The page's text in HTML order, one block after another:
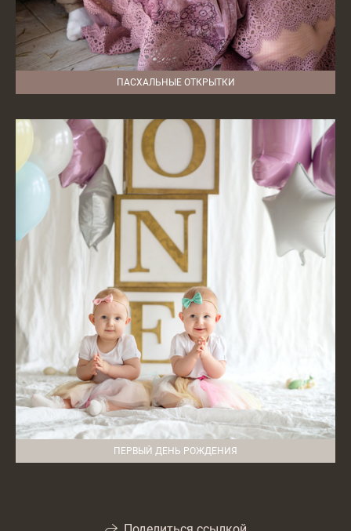
ПАСХАЛЬНЫЕ ОТКРЫТКИ
ПЕРВЫЙ ДЕНЬ РОЖДЕНИЯ